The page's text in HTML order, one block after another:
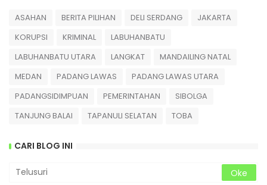
ASAHAN BERITA PILIHAN DELI SERDANG
JAKARTA
KORUPSI
KRIMINAL
LABUHANBATU
LABUHANBATU UTARA
LANGKAT
MANDAILING NATAL
MEDAN
PADANG LAWAS
PADANG LAWAS UTARA
PADANGSIDIMPUAN
PEMERINTAHAN
SIBOLGA
TANJUNG BALAI
TAPANULI SELATAN TOBA
CARI BLOG INI